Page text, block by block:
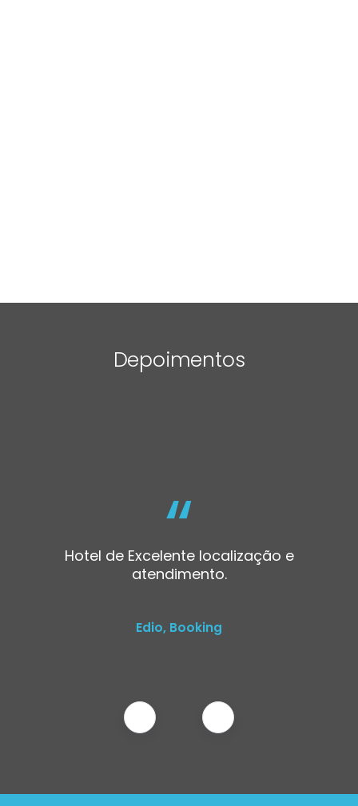
Depoimentos
“
Hotel de Excelente localização e
atendimento.
Edio, Booking